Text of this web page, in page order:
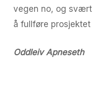
vegen no, og
å fullføre prosjektet
Oddleiv Apneseth